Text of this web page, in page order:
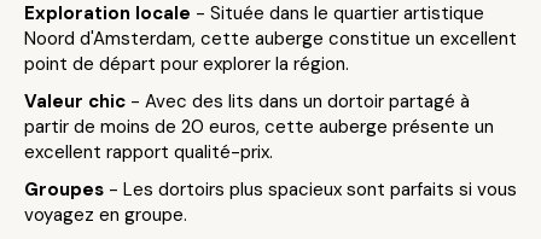
Exploration locale - Située dans le quartier artistique
Noord d'Amsterdam, cette auberge constitue un excellent
point de départ pour explorer la région.
Valeur chic - Avec des lits dans un dortoir partagé à
partir de moins de 20 euros, cette auberge présente un
excellent rapport qualité-prix.
Groupes - Les dortoirs plus spacieux sont parfaits si vous
voyagez en groupe.